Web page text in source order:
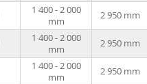
1 400 - 2 000
mm
2 950 mm
1 400 - 2 000
mm
2 950 mm
1 400 - 2 000
mm
2 950 mm